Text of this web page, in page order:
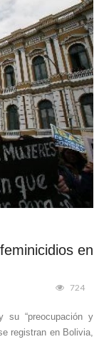
en
724
su “preocupación y
registran en Bolivia,